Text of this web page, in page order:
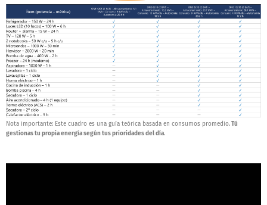
Nota importante: Este cuadro es una guía teórica basada en consumos promedio.Tú
gestionas tu propia energía según tus prioridades del día.